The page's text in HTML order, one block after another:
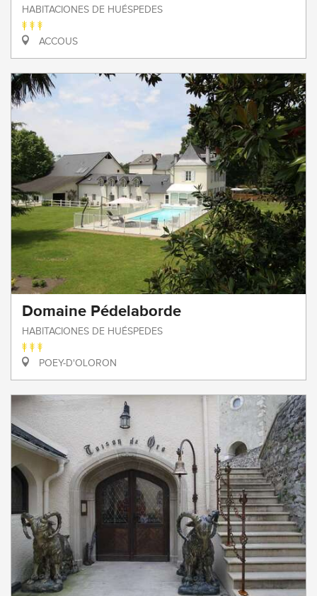
HABITACIONES DE HUÉSPEDES
ACCOUS
Domaine Pédelaborde
HABITACIONES DE HUÉSPEDES
POEY-D'OLORON